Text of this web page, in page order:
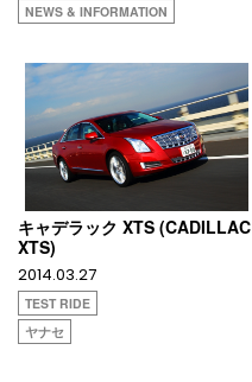
NEWS & INFORMATION
キャデラック XTS (CADILLAC
XTS)
2014.03.27
TEST RIDE
ヤナセ